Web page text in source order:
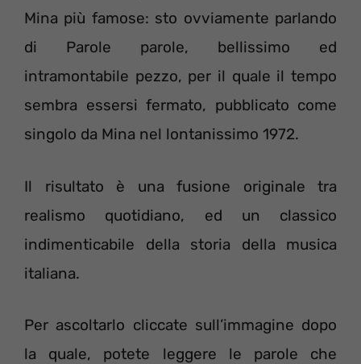
Mina più famose: sto ovviamente parlando
di Parole parole, bellissimo ed
intramontabile pezzo, per il quale il tempo
sembra essersi fermato, pubblicato come
singolo da Mina nel lontanissimo 1972.
Il risultato è una fusione originale tra
realismo quotidiano, ed un classico
indimenticabile della storia della musica
italiana.
Per ascoltarlo cliccate sull’immagine dopo
la quale, potete leggere le parole che